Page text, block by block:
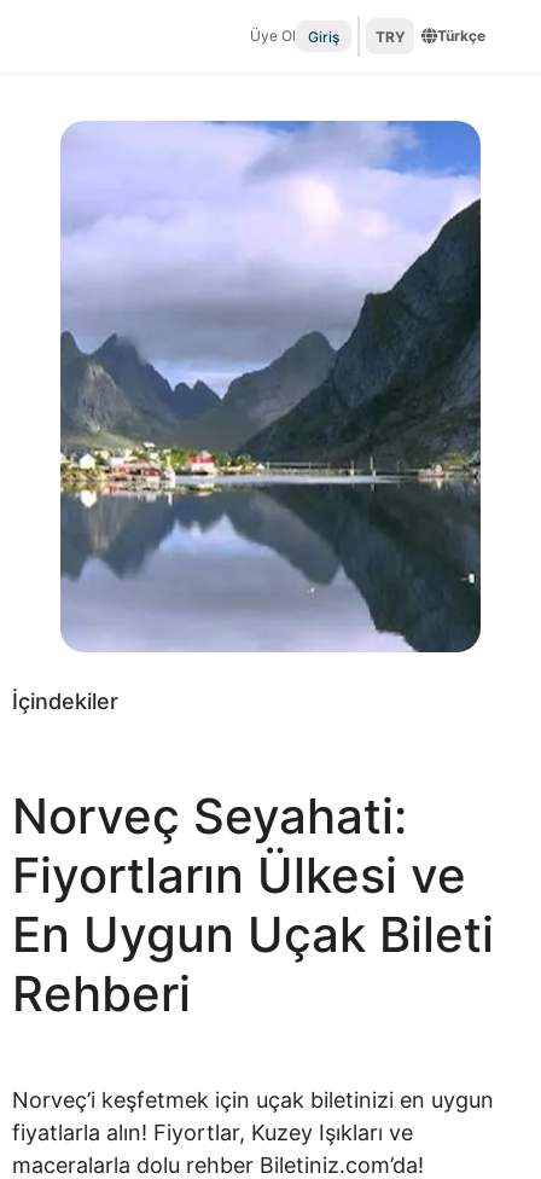
Üye Ol Giriş TRY Türkçe
İçindekiler
Norveç Seyahati:
Fiyortların Ülkesi ve
En Uygun Uçak Bileti
Rehberi
Norveç’i keşfetmek için uçak biletinizi en uygun
fiyatlarla alın! Fiyortlar, Kuzey Işıkları ve
maceralarla dolu rehber Biletiniz.com’da!